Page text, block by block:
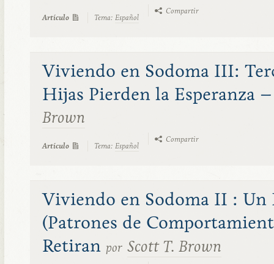
Artículo Tema: Español
Compartir
Viviendo en Sodoma III:
Hijas Pierden la Esperanza
Brown
Artículo Tema: Español
Compartir
Viviendo en Sodoma II : Un
(Patrones de
Retiran por Scott T. Brown